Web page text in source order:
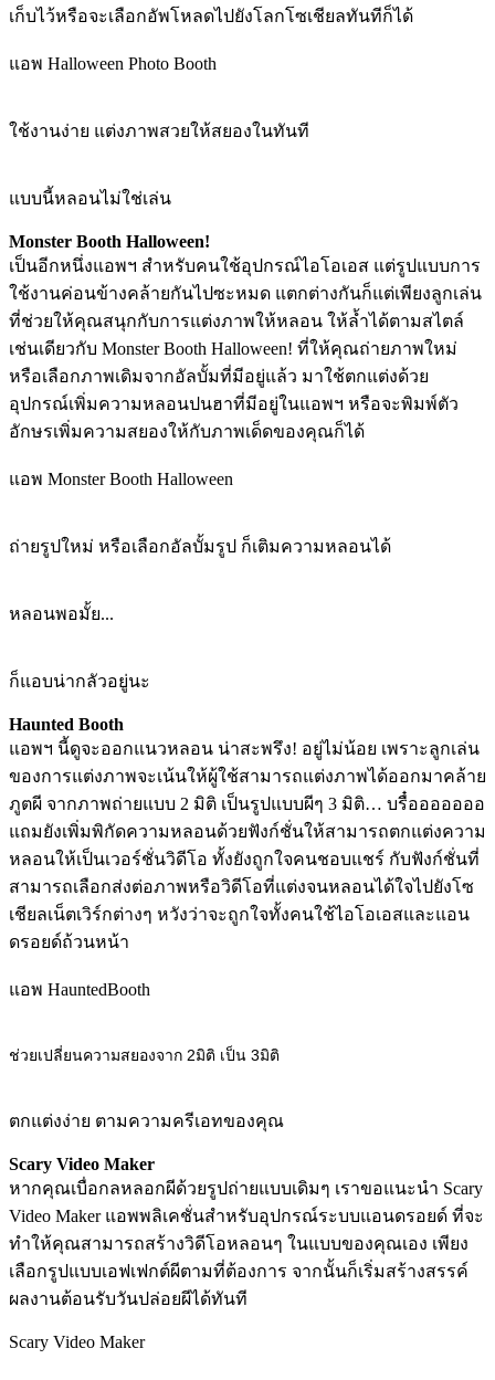
เก็บไว้หรือจะเลือกอัพโหลดไปยังโลกโซเชียลทันทีก็ได้
แอพ Halloween Photo Booth
ใช้งานง่าย แต่งภาพสวยให้สยองในทันที
แบบนี้หลอนไม่ใช่เล่น
Monster Booth Halloween!
เป็นอีกหนึ่งแอพฯ สำหรับคนใช้อุปกรณ์ไอโอเอส แต่รูปแบบการ
ใช้งานค่อนข้างคล้ายกันไปซะหมด แตกต่างกันก็แต่เพียงลูกเล่น
ที่ช่วยให้คุณสนุกกับการแต่งภาพให้หลอน ให้ล้ำได้ตามสไตล์
เช่นเดียวกับ Monster Booth Halloween! ที่ให้คุณถ่ายภาพใหม่
หรือเลือกภาพเดิมจากอัลบั้มที่มีอยู่แล้ว มาใช้ตกแต่งด้วย
อุปกรณ์เพิ่มความหลอนปนฮาที่มีอยู่ในแอพฯ หรือจะพิมพ์ตัว
อักษรเพิ่มความสยองให้กับภาพเด็ดของคุณก็ได้
แอพ Monster Booth Halloween
ถ่ายรูปใหม่ หรือเลือกอัลบั้มรูป ก็เติมความหลอนได้
หลอนพอมั้ย...
ก็แอบน่ากลัวอยู่นะ
Haunted Booth
แอพฯ นี้ดูจะออกแนวหลอน น่าสะพรึง! อยู่ไม่น้อย เพราะลูกเล่น
ของการแต่งภาพจะเน้นให้ผู้ใช้สามารถแต่งภาพได้ออกมาคล้าย
ภูตผี จากภาพถ่ายแบบ 2 มิติ เป็นรูปแบบผีๆ 3 มิติ… บรื๋อออออออ
แถมยังเพิ่มพิกัดความหลอนด้วยฟังก์ชั่นให้สามารถตกแต่งความ
หลอนให้เป็นเวอร์ชั่นวิดีโอ ทั้งยังถูกใจคนชอบแชร์ กับฟังก์ชั่นที่
สามารถเลือกส่งต่อภาพหรือวิดีโอที่แต่งจนหลอนได้ใจไปยังโซ
เชียลเน็ตเวิร์กต่างๆ หวังว่าจะถูกใจทั้งคนใช้ไอโอเอสและแอน
ดรอยด์ถ้วนหน้า
แอพ HauntedBooth
ช่วยเปลี่ยนความสยองจาก 2มิติ เป็น 3มิติ
ตกแต่งง่าย ตามความครีเอทของคุณ
Scary Video Maker
หากคุณเบื่อกลหลอกผีด้วยรูปถ่ายแบบเดิมๆ เราขอแนะนำ Scary
Video Maker แอพพลิเคชั่นสำหรับอุปกรณ์ระบบแอนดรอยด์ ที่จะ
ทำให้คุณสามารถสร้างวิดีโอหลอนๆ ในแบบของคุณเอง เพียง
เลือกรูปแบบเอฟเฟกต์ผีตามที่ต้องการ จากนั้นก็เริ่มสร้างสรรค์
ผลงานต้อนรับวันปล่อยผีได้ทันที
Scary Video Maker